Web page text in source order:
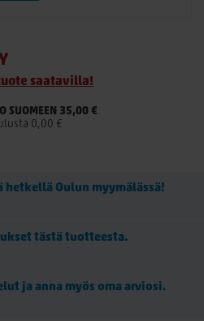
saatavilla!
SUOMEEN 35,00 €
0,00 €
hetkellä Oulun myymälässä!
tästä tuotteesta.
ja anna myös oma arviosi.